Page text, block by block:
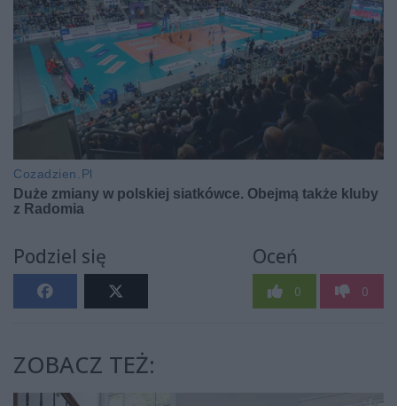
Podziel się Oceń
0 0
ZOBACZ TEŻ: